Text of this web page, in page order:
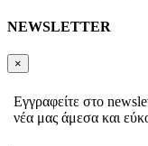
NEWSLETTER
×
Εγγραφείτε στο
νέα μας άμεσα και